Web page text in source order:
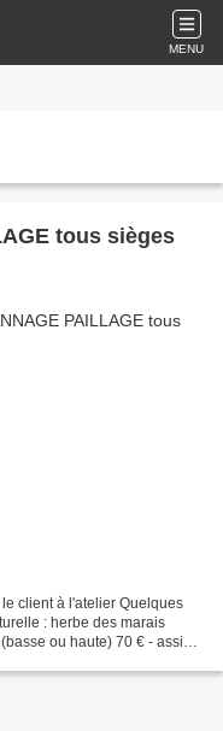
MENU
tous sièges
client à l'atelier Quelques
: herbe des marais
ou haute) 70 € - assise